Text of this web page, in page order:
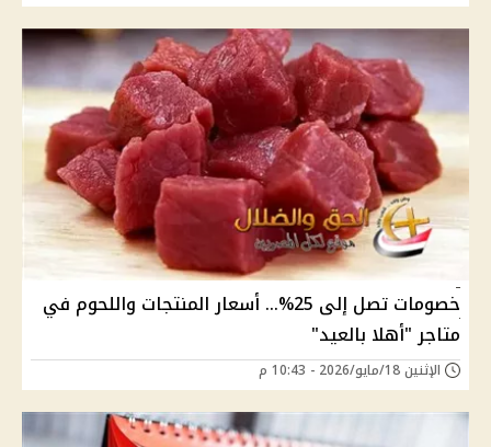
خصومات تصل إلى 25%... أسعار المنتجات واللحوم في
متاجر "أهلا بالعيد"
الإثنين 18/مايو/2026 - 10:43 م